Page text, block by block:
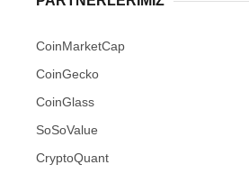
CoinMarketCap
CoinGecko
CoinGlass
SoSoValue
CryptoQuant